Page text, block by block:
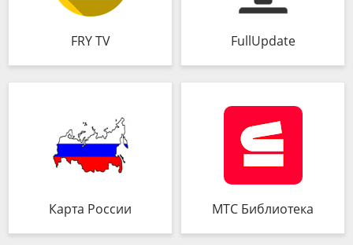
FRY TV FullUpdate
Карта России МТС Библиотека